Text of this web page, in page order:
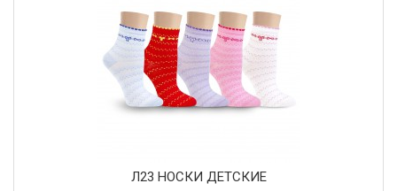
Л23 НОСКИ ДЕТСКИЕ